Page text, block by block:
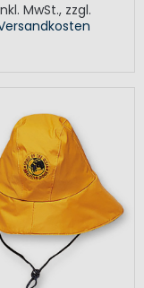
MwSt., zzgl.